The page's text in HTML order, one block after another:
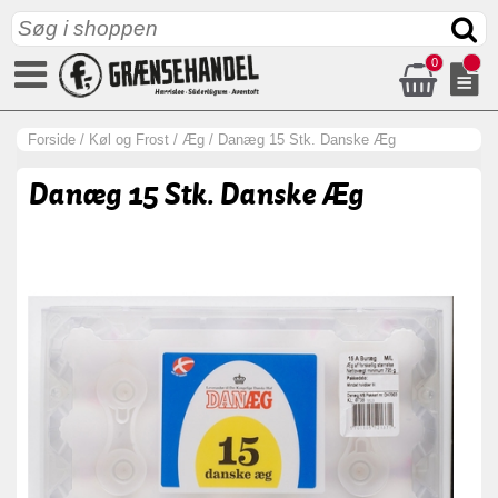
0
Forside / Køl og Frost / Æg / Danæg 15 Stk. Danske Æg
Danæg 15 Stk. Danske Æg